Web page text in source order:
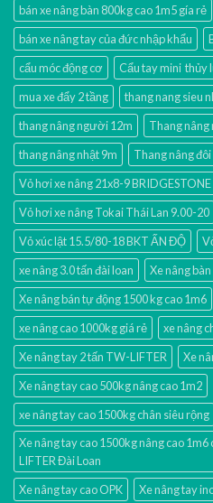
bán xe nâng bàn 800kg cao 1m5 gía rẻ
bán xe nâng tay của đức nhập khẩu
cẩu móc động cơ
Cẩu tay mini thủy
mua xe đẩy 2 tầng
thang nang sieu
thang nâng người 12m
Thang nâng
thang nâng nhật 9m
Thang nâng
Vỏ hơi xe nâng 21x8-9 BRIDGESTONE
Vỏ hơi xe nâng Tokai Thái Lan 9.00-20
Vỏ xúc lật 15.5/80-18 BKT ẤN ĐỘ
xe nâng 3.0 tấn đài loan
Xe nâng
Xe nâng bán tự động 1500 kg cao 1m6
xe nâng cao 1000kg giá rẻ
xe nâng
Xe nâng tay 2 tấn TW-LIFTER
Xe
Xe nâng tay cao 500kg nâng cao 1m2
xe nâng tay cao 1500kg chân siêu rộng
Xe nâng tay cao 1500kg nâng cao
LIFTER Đài Loan
Xe nâng tay cao OPK
Xe nâng tay